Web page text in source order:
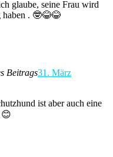
glaube, seine Frau wird
haben . 🤓😂😂
Beitrags31. März
ist aber auch eine
😊